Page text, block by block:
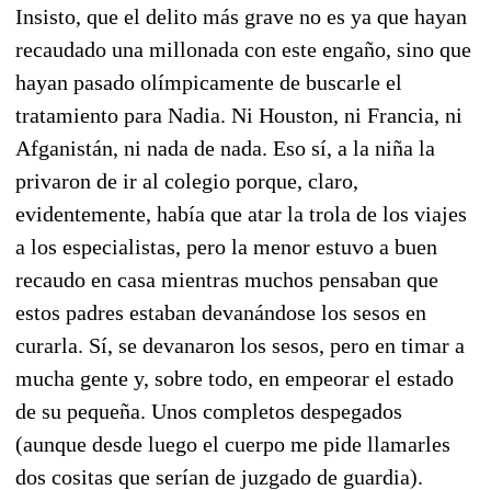
Insisto, que el delito más grave no es ya que hayan
recaudado una millonada con este engaño, sino que
hayan pasado olímpicamente de buscarle el
tratamiento para Nadia. Ni Houston, ni Francia, ni
Afganistán, ni nada de nada. Eso sí, a la niña la
privaron de ir al colegio porque, claro,
evidentemente, había que atar la trola de los viajes
a los especialistas, pero la menor estuvo a buen
recaudo en casa mientras muchos pensaban que
estos padres estaban devanándose los sesos en
curarla. Sí, se devanaron los sesos, pero en timar a
mucha gente y, sobre todo, en empeorar el estado
de su pequeña. Unos completos despegados
(aunque desde luego el cuerpo me pide llamarles
dos cositas que serían de juzgado de guardia).